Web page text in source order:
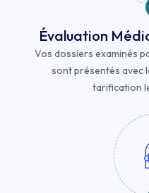
Évaluation
Vos dossiers examinés
sont présentés avec
tarification